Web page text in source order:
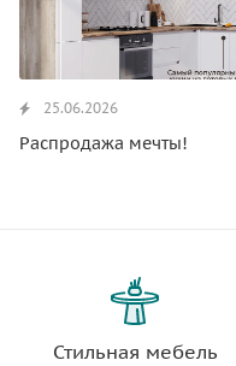
25.06.2026
Распродажа мечты!
Стильная мебель